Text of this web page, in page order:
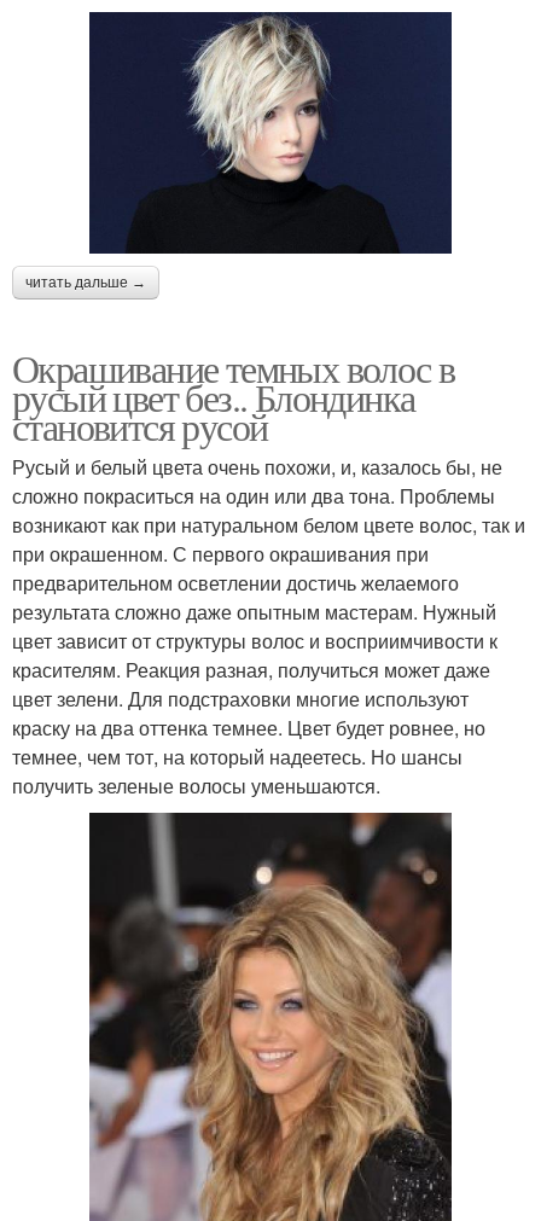
читать дальше →
Окрашивание темных волос в
русый цвет без.. Блондинка
становится русой
Русый и белый цвета очень похожи, и, казалось бы, не
сложно покраситься на один или два тона. Проблемы
возникают как при натуральном белом цвете волос, так и
при окрашенном. С первого окрашивания при
предварительном осветлении достичь желаемого
результата сложно даже опытным мастерам. Нужный
цвет зависит от структуры волос и восприимчивости к
красителям. Реакция разная, получиться может даже
цвет зелени. Для подстраховки многие используют
краску на два оттенка темнее. Цвет будет ровнее, но
темнее, чем тот, на который надеетесь. Но шансы
получить зеленые волосы уменьшаются.